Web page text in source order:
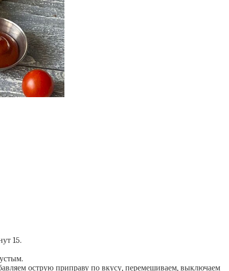
15.
острую приправу по вкусу, перемешиваем, выключаем